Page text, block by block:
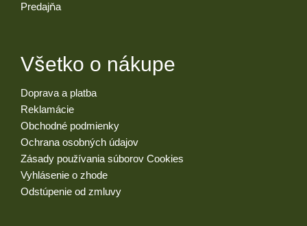
Predajňa
Všetko o nákupe
Doprava a platba
Reklamácie
Obchodné podmienky
Ochrana osobných údajov
Zásady používania súborov Cookies
Vyhlásenie o zhode
Odstúpenie od zmluvy